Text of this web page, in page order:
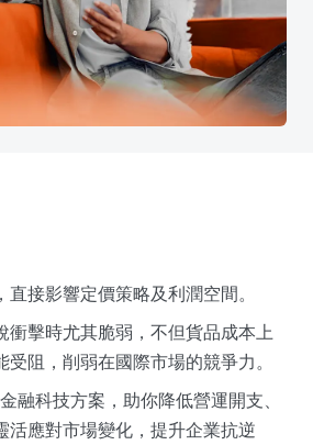
接影響定價策略及利潤空間。
衝擊時尤其脆弱，不但貨品成本上
受阻，削弱在國際市場的競爭力。
融科技方案，助你降低營運開支、
活應對市場變化，提升企業抗逆